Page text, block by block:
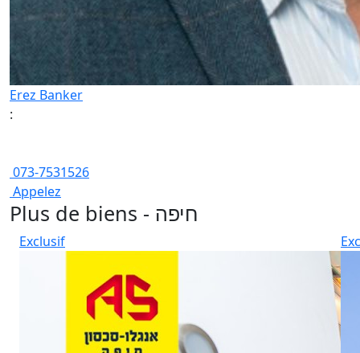
Erez Banker
:
073-7531526
Appelez
Plus de biens - חיפה
Exclusif